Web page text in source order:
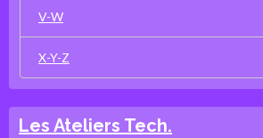
V-W
X-Y-Z
Les Ateliers Tech.